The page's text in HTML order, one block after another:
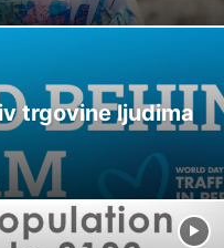
trgovine ljudima